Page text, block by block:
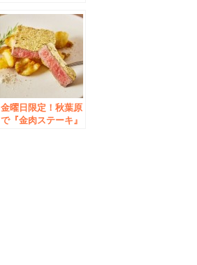
ray・DVD 発売記念
フェアにCLAMP先
生イラストの特典プ
レゼントが決定！
金曜日限定！秋葉原
で『金肉ステーキ』